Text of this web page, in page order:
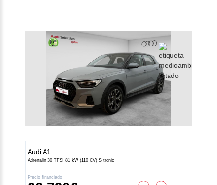
AudiA1
Adrenalin 30 TFSI 81 kW (110 CV) S tronic
Precio financiado